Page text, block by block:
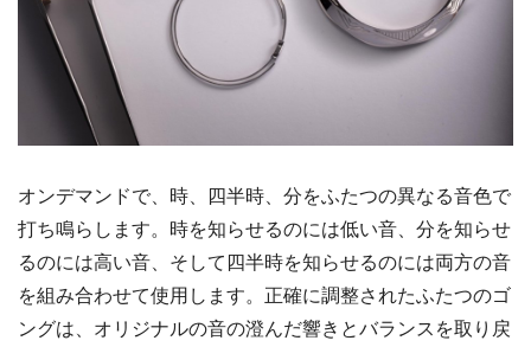
オンデマンドで、時、四半時、分をふたつの異なる音色で
打ち鳴らします。時を知らせるのには低い音、分を知らせ
るのには高い音、そして四半時を知らせるのには両方の音
を組み合わせて使用します。正確に調整されたふたつのゴ
ングは、オリジナルの音の澄んだ響きとバランスを取り戻